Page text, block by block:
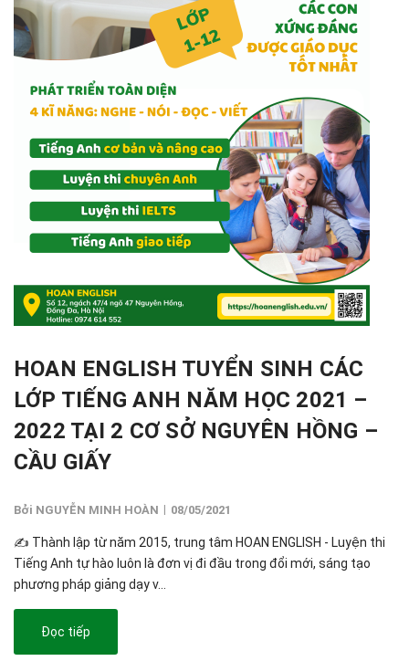
HOAN ENGLISH TUYỂN SINH CÁC
LỚP TIẾNG ANH NĂM HỌC 2021 –
2022 TẠI 2 CƠ SỞ NGUYÊN HỒNG –
CẦU GIẤY
Bởi NGUYỄN MINH HOÀN | 08/05/2021
✍️ Thành lập từ năm 2015, trung tâm HOAN ENGLISH - Luyện thi
Tiếng Anh tự hào luôn là đơn vị đi đầu trong đổi mới, sáng tạo
phương pháp giảng dạy v...
Đọc tiếp